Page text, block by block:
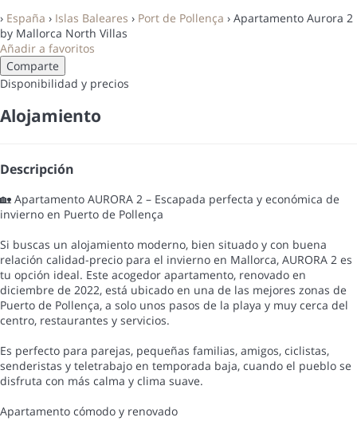
› España › Islas Baleares › Port de Pollença › Apartamento Aurora 2
by Mallorca North Villas
Añadir a favoritos
Comparte
Disponibilidad y precios
Alojamiento
Descripción
🏡 Apartamento AURORA 2 – Escapada perfecta y económica de
invierno en Puerto de Pollença
Si buscas un alojamiento moderno, bien situado y con buena
relación calidad-precio para el invierno en Mallorca, AURORA 2 es
tu opción ideal. Este acogedor apartamento, renovado en
diciembre de 2022, está ubicado en una de las mejores zonas de
Puerto de Pollença, a solo unos pasos de la playa y muy cerca del
centro, restaurantes y servicios.
Es perfecto para parejas, pequeñas familias, amigos, ciclistas,
senderistas y teletrabajo en temporada baja, cuando el pueblo se
disfruta con más calma y clima suave.
Apartamento cómodo y renovado